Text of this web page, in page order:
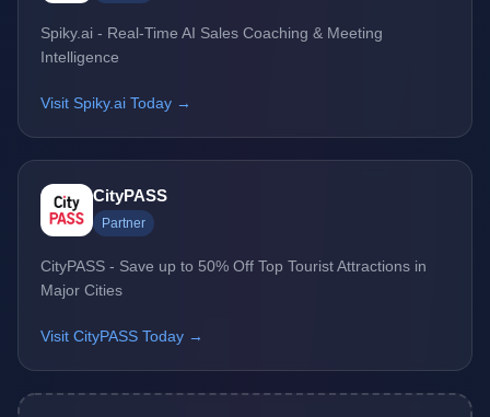
Spiky.ai - Real-Time AI Sales Coaching & Meeting
Intelligence
Visit Spiky.ai Today →
CityPASS
Partner
CityPASS - Save up to 50% Off Top Tourist Attractions in
Major Cities
Visit CityPASS Today →